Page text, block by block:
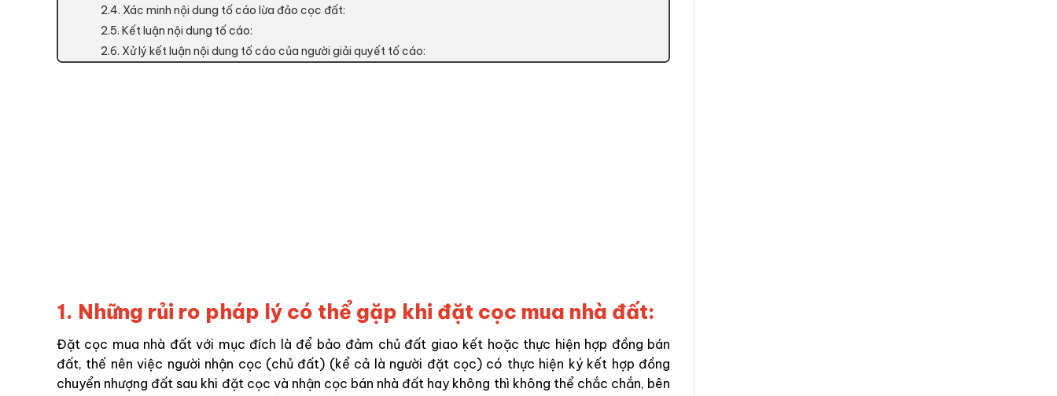
2.4. Xác minh nội dung tố cáo lừa đảo cọc đất:
2.5. Kết luận nội dung tố cáo:
2.6. Xử lý kết luận nội dung tố cáo của người giải quyết tố cáo:
1. Những rủi ro pháp lý có thể gặp khi đặt cọc mua nhà đất:
Đặt cọc mua nhà đất với mục đích là để bảo đảm chủ đất giao kết hoặc thực hiện hợp đồng bán
đất, thế nên việc người nhận cọc (chủ đất) (kể cả là người đặt cọc) có thực hiện ký kết hợp đồng
chuyển nhượng đất sau khi đặt cọc và nhận cọc bán nhà đất hay không thì không thể chắc chắn, bên